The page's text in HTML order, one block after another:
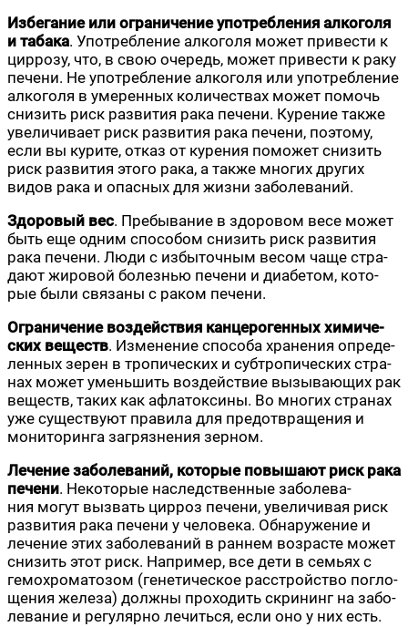
Избе­га­ние или огра­ни­че­ние упо­треб­ле­ния алко­го­ля
и таба­ка. Упо­треб­ле­ние алко­го­ля может при­ве­сти к
цир­ро­зу, что, в свою оче­редь, может при­ве­сти к раку
пече­ни. Не упо­треб­ле­ние алко­го­ля или упо­треб­ле­ние
алко­го­ля в уме­рен­ных коли­че­ствах может помочь
сни­зить риск раз­ви­тия рака пече­ни. Куре­ние так­же
уве­ли­чи­ва­ет риск раз­ви­тия рака пече­ни, поэто­му,
если вы кури­те, отказ от куре­ния помо­жет сни­зить
риск раз­ви­тия это­го рака, а так­же мно­гих дру­гих
видов рака и опас­ных для жиз­ни заболеваний.
Здо­ро­вый вес. Пре­бы­ва­ние в здо­ро­вом весе может
быть еще одним спо­со­бом сни­зить риск раз­ви­тия
рака пече­ни. Люди с избы­точ­ным весом чаще стра­
да­ют жиро­вой болез­нью пече­ни и диа­бе­том, кото­
рые были свя­за­ны с раком печени.
Огра­ни­че­ние воз­дей­ствия кан­це­ро­ген­ных хими­че­
ских веществ. Изме­не­ние спо­со­ба хра­не­ния опре­де­
лен­ных зерен в тро­пи­че­ских и суб­тро­пи­че­ских стра­
нах может умень­шить воз­дей­ствие вызы­ва­ю­щих рак
веществ, таких как афла­ток­си­ны. Во мно­гих стра­нах
уже суще­ству­ют пра­ви­ла для предот­вра­ще­ния и
мони­то­рин­га загряз­не­ния зерном.
Лече­ние забо­ле­ва­ний, кото­рые повы­ша­ют риск рака
пече­ни. Неко­то­рые наслед­ствен­ные забо­ле­ва­
ния могут вызвать цир­роз пече­ни, уве­ли­чи­вая риск
раз­ви­тия рака пече­ни у чело­ве­ка. Обна­ру­же­ние и
лече­ние этих забо­ле­ва­ний в ран­нем воз­расте может
сни­зить этот риск. Напри­мер, все дети в семьях с
гемо­хро­ма­то­зом (гене­ти­че­ское рас­строй­ство погло­
ще­ния желе­за) долж­ны про­хо­дить скри­нинг на забо­
ле­ва­ние и регу­ляр­но лечить­ся, если оно у них есть.